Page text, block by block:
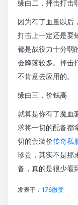
缘由二，抨击打击
因为有了血量以后
打击上一定还是要
都是战役力十分弱
会降落较多。抨击
不肯意去应用的。
缘由三，价钱高
就算是你有了魔血
求将一切的配备都
切的套装价传奇私
珍贵，其实不是那
备，真的是很少看
发表于： 176微变